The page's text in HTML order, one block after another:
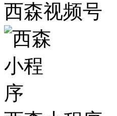
西森视频号